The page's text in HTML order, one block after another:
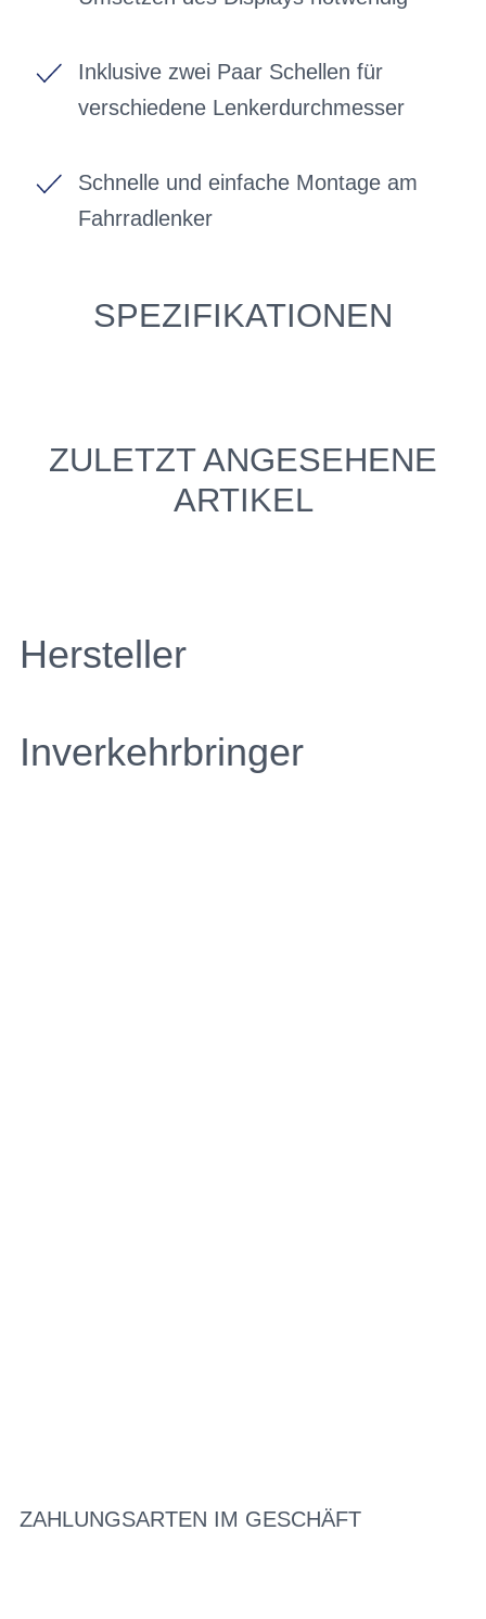
Inklusive zwei Paar Schellen für
verschiedene Lenkerdurchmesser
Schnelle und einfache Montage am
Fahrradlenker
SPEZIFIKATIONEN
ZULETZT ANGESEHENE
ARTIKEL
Hersteller
Inverkehrbringer
ZAHLUNGSARTEN IM GESCHÄFT